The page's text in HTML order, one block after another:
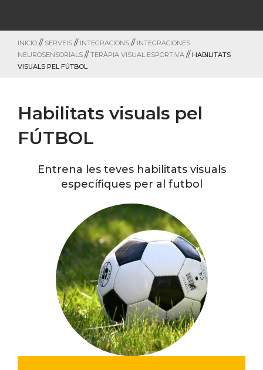
INICIO // SERVEIS // INTEGRACIONS // INTEGRACIONES
NEUROSENSORIALS //TERÀPIA VISUAL ESPORTIVA //HABILITATS
VISUALS PEL FÚTBOL
Habilitats visuals pel
FÚTBOL
Entrena les teves habilitats visuals
específiques per al futbol